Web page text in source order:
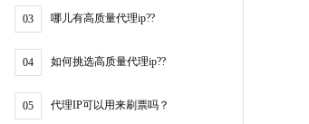
03 哪儿有高质量代理ip??
04 如何挑选高质量代理ip??
05 代理IP可以用来刷票吗？